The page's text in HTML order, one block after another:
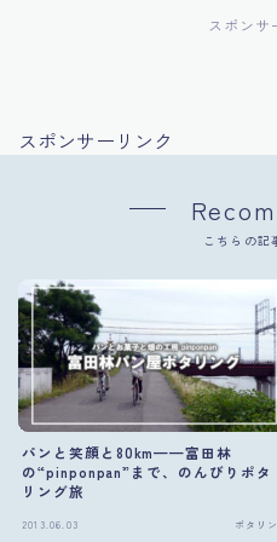
スポンサ
スポンサーリンク
こちらの記
パンと笑顔と80km——富田林
の“pinponpan”まで、のんびりポタ
リング旅
2013.06.03 ポタリ